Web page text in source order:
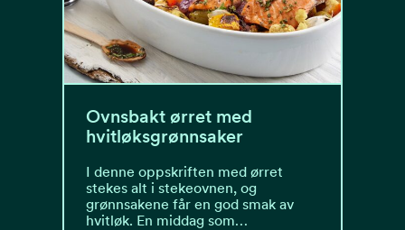
Ovnsbakt ørret med
hvitløksgrønnsaker
I denne oppskriften med ørret
stekes alt i stekeovnen, og
grønnsakene får en god smak av
hvitløk. En middag som…